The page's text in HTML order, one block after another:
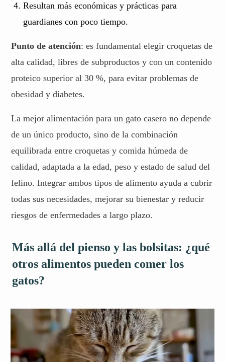
Resultan más económicas y prácticas para
guardianes con poco tiempo.
Punto de atención: es fundamental elegir croquetas de
alta calidad, libres de subproductos y con un contenido
proteico superior al 30 %, para evitar problemas de
obesidad y diabetes.
La mejor alimentación para un gato casero no depende
de un único producto, sino de la combinación
equilibrada entre croquetas y comida húmeda de
calidad, adaptada a la edad, peso y estado de salud del
felino. Integrar ambos tipos de alimento ayuda a cubrir
todas sus necesidades, mejorar su bienestar y reducir
riesgos de enfermedades a largo plazo.
Más allá del pienso y las bolsitas: ¿qué
otros alimentos pueden comer los
gatos?